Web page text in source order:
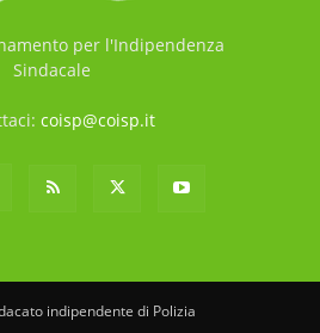
per l'Indipendenza
Sindacale
coisp@coisp.it
indipendente di Polizia